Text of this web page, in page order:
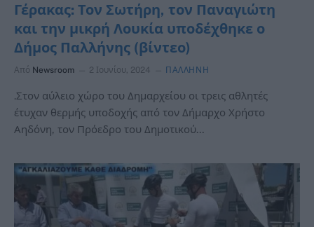
Γέρακας: Τον Σωτήρη, τον Παναγιώτη
και την μικρή Λουκία υποδέχθηκε ο
Δήμος Παλλήνης (βίντεο)
Από Newsroom 2 Ιουνίου, 2024 ΠΑΛΛΗΝΗ
.Στον αύλειο χώρο του Δημαρχείου οι τρεις αθλητές
έτυχαν θερμής υποδοχής από τον Δήμαρχο Χρήστο
Αηδόνη, τον Πρόεδρο του Δημοτικού…